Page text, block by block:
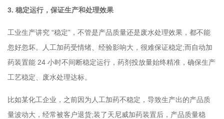
3. 稳定运行，保证生产和处理效果
工业生产讲究 “稳定”，不管是产品质量还是废水处理效果，都不能
忽好忽坏。人工加药受情绪、经验影响大，很难保证稳定;而自动加
药装置能 24 小时不间断稳定运行，药剂投放量始终精准，确保生产
工艺稳定、废水处理达标。
比如某化工企业，之前因为人工加药不稳定，导致生产出的产品质
量波动大，经常被客户退货;装了天尼威加药装置后，产品质量稳